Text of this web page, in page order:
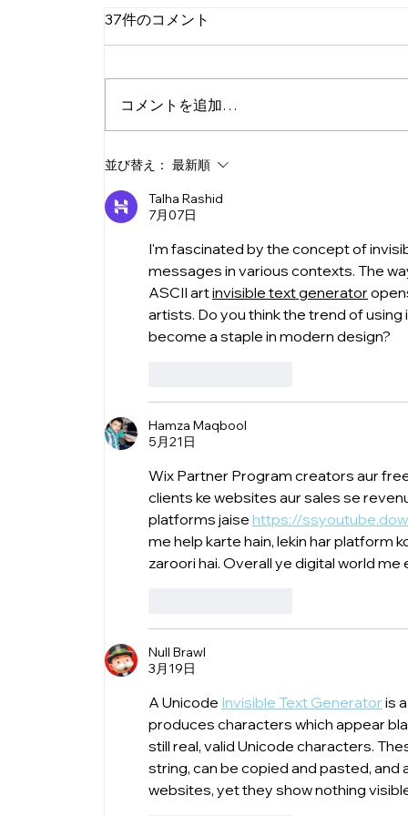
銀行振込しか使えないクライ
ル回避策
37件のコメント
コメントを追加…
並び替え： 最新順
Talha Rashid
7月07日
I'm fascinated by the concept of
messages in various contexts. The
ASCII art invisible text generator
artists. Do you think the trend of
become a staple in modern design?
Hamza Maqbool
5月21日
Wix Partner Program creators aur
clients ke websites aur sales se
platforms jaise https://
me help karte hain, lekin har platform
zaroori hai. Overall ye digital world
Null Brawl
3月19日
A Unicode Invisible Text Generator is
produces characters which appear
still real, valid Unicode characters.
string, can be copied and pasted,
websites, yet they show nothing